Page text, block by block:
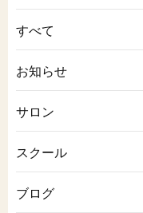
すべて
お知らせ
サロン
スクール
ブログ